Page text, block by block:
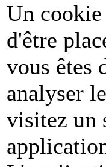
Un
d'être
vous êtes
analyser
visitez un